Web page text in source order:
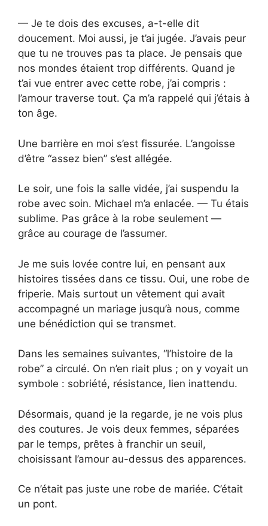
— Je te dois des excuses, a-t-elle dit
doucement. Moi aussi, je t’ai jugée. J’avais peur
que tu ne trouves pas ta place. Je pensais que
nos mondes étaient trop différents. Quand je
t’ai vue entrer avec cette robe, j’ai compris :
l’amour traverse tout. Ça m’a rappelé qui j’étais à
ton âge.
Une barrière en moi s’est fissurée. L’angoisse
d’être “assez bien” s’est allégée.
Le soir, une fois la salle vidée, j’ai suspendu la
robe avec soin. Michael m’a enlacée. — Tu étais
sublime. Pas grâce à la robe seulement —
grâce au courage de l’assumer.
Je me suis lovée contre lui, en pensant aux
histoires tissées dans ce tissu. Oui, une robe de
friperie. Mais surtout un vêtement qui avait
accompagné un mariage jusqu’à nous, comme
une bénédiction qui se transmet.
Dans les semaines suivantes, “l’histoire de la
robe” a circulé. On n’en riait plus ; on y voyait un
symbole : sobriété, résistance, lien inattendu.
Désormais, quand je la regarde, je ne vois plus
des coutures. Je vois deux femmes, séparées
par le temps, prêtes à franchir un seuil,
choisissant l’amour au-dessus des apparences.
Ce n’était pas juste une robe de mariée. C’était
un pont.